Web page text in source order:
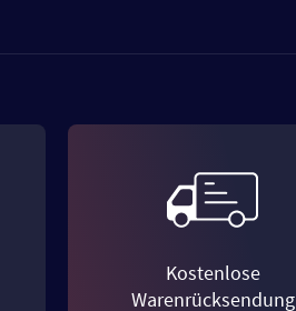
Kostenlose
Warenrücksendung